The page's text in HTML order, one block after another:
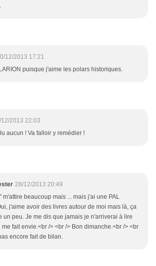
12/2013 17:21
puisque j'aime les polars historiques.
2013 22:03
aucun ! Va falloir y remédier !
28/12/2013 20:49
m'attire beaucoup mais ... mais j'ai une PAL
j'aime avoir des livres autour de moi mais là, ça
un peu. Je me dis que jamais je n'arriverai à lire
me fait envie.<br /> <br /> Bon dimanche.<br /> <br
encore fait de bilan.